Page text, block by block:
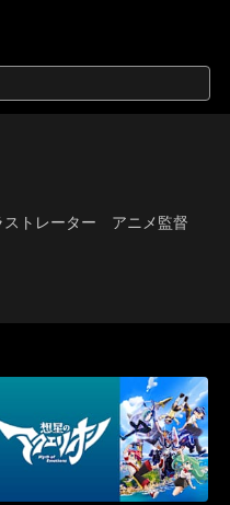
トレーター アニメ監督